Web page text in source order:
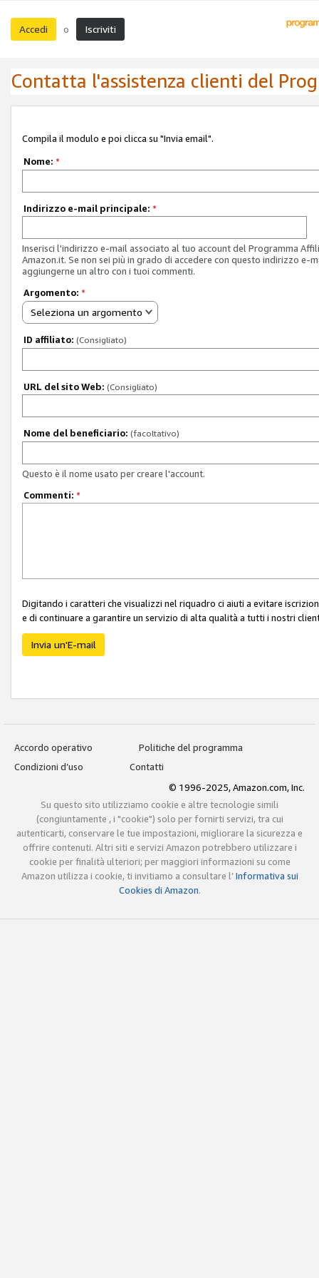
Accedi o Iscriviti
Contatta l'assistenza clienti del
Compila il modulo e poi clicca su "Invia email".
Nome: *
Indirizzo e-mail principale: *
Inserisci l'indirizzo e-mail associato al tuo account del Programma
Amazon.it. Se non sei più in grado di accedere con questo indirizzo e-
aggiungerne un altro con i tuoi commenti.
Argomento: *
Seleziona un argomento
ID affiliato: (Consigliato)
URL del sito Web: (Consigliato)
Nome del beneficiario: (facoltativo)
Questo è il nome usato per creare l'account.
Commenti: *
Digitando i caratteri che visualizzi nel riquadro ci aiuti a evitare
e di continuare a garantire un servizio di alta qualità a tutti i nostri
Invia un'E-mail
Accordo operativo
Politiche del programma
Condizioni d’uso
Contatti
© 1996-2025, Amazon.com, Inc.
Su questo sito utilizziamo cookie e altre tecnologie simili
(congiuntamente , i "cookie") solo per fornirti servizi, tra cui
autenticarti, conservare le tue impostazioni, migliorare la sicurezza e
offrire contenuti. Altri siti e servizi Amazon potrebbero utilizzare i
cookie per finalità ulteriori; per maggiori informazioni su come
Amazon utilizza i cookie, ti invitiamo a consultare l’Informativa sui
Cookies di Amazon.